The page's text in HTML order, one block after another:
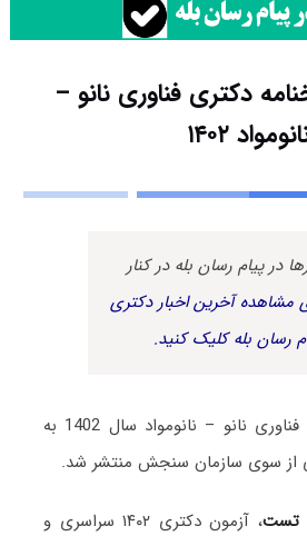
دکتری فناوری نانو –
۱۴۰۲
در پیام رسان بله در کنار
مشاهده آخرین اخبار دکتری
رسان بله کلیک کنید.
سوالات آزمون دکتری فناوری نانو – نانومواد سال 1402 به
از سوی سازمان سنجش منتشر شد.
تست
، آزمون دکتری ۱۴۰۲ سراسری و